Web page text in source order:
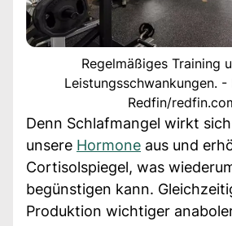
Regelmäßiges Training
Leistungsschwankungen. -
Redfin/
Denn Schlafmangel wirkt
unsere Hormone aus und
Cortisolspiegel, was
begünstigen kann.
Produktion wichtiger